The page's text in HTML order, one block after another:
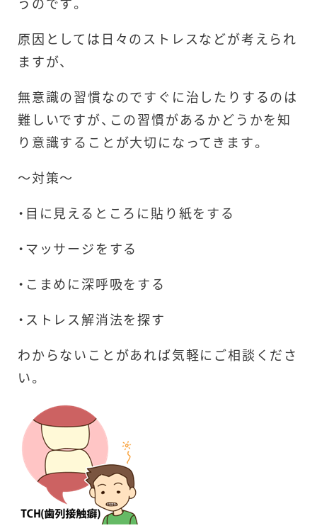
治療内容
ドクターの紹介
お問い合わせ
原因としては日々のストレスなどが考えられ
ますが、
無意識の習慣なのですぐに治したりするのは
難しいですが、この習慣があるかどうかを知
り意識することが大切になってきます。
～対策～
・目に見えるところに貼り紙をする
・マッサージをする
・こまめに深呼吸をする
・ストレス解消法を探す
わからないことがあれば気軽にご相談くださ
い。